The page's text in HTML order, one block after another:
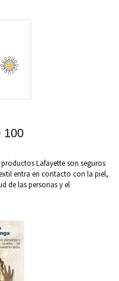
100
Lafayette son seguros
entra en contacto con la piel,
de las personas y el